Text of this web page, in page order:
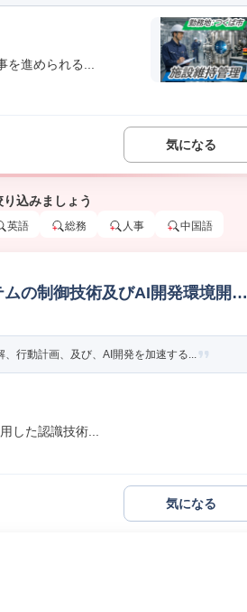
進められる...
気になる
込みましょう
英語 総務 人事 中国語
の制御技術及びAI開発環境開発
行動計画、及び、AI開発を加速する...
した認識技術...
気になる